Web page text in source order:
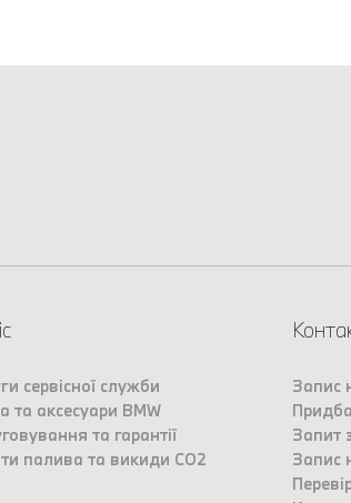
сервісної служби
та аксесуари BMW
та гарантії
палива та викиди CO2
Запис
Запит
Запис